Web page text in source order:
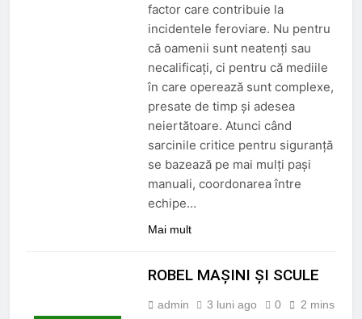
factor care contribuie la
incidentele feroviare. Nu pentru
că oamenii sunt neatenți sau
necalificați, ci pentru că mediile
în care operează sunt complexe,
presate de timp și adesea
neiertătoare. Atunci când
sarcinile critice pentru siguranță
se bazează pe mai mulți pași
manuali, coordonarea între
echipe…
Mai mult
ROBEL MAȘINI ȘI SCULE
admin 3 luni ago 0 2 mins